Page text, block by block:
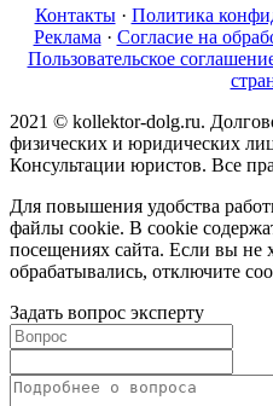
Контакты· Политика
Реклама· Согласие на
Пользовательское
2021 © kollektor-dolg.ru.
физических и юридических
Консультации юристов. Все
Для повышения удобства
файлы cookie. В cookie
посещениях сайта. Если вы не
обрабатывались, отключите
Задать вопрос эксперту